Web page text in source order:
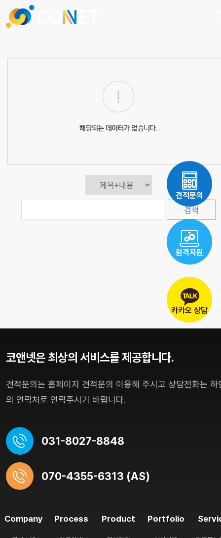
해당되는 데이터가 없습니다.
검색
코앤넷은 최상의 서비스를 제공합니다.
견적문의는 홈페이지 견적문의 이용해 주시고 상담전화는 하
의 연락처로 연락주시기 바랍니다.
031-8027-8848
070-4355-6313 (AS)
Company Process Product Portfolio
견적문의
원격지원
카카오 상담